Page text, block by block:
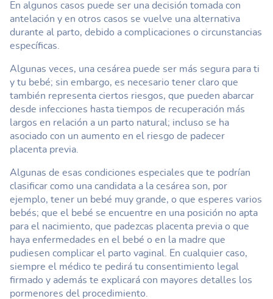
En algunos casos puede ser una decisión tomada con
antelación y en otros casos se vuelve una alternativa
durante al parto, debido a complicaciones o circunstancias
específicas.
Algunas veces, una cesárea puede ser más segura para ti
y tu bebé; sin embargo, es necesario tener claro que
también representa ciertos riesgos, que pueden abarcar
desde infecciones hasta tiempos de recuperación más
largos en relación a un parto natural; incluso se ha
asociado con un aumento en el riesgo de padecer
placenta previa.
Algunas de esas condiciones especiales que te podrían
clasificar como una candidata a la cesárea son, por
ejemplo, tener un bebé muy grande, o que esperes varios
bebés; que el bebé se encuentre en una posición no apta
para el nacimiento, que padezcas placenta previa o que
haya enfermedades en el bebé o en la madre que
pudiesen complicar el parto vaginal. En cualquier caso,
siempre el médico te pedirá tu consentimiento legal
firmado y además te explicará con mayores detalles los
pormenores del procedimiento.